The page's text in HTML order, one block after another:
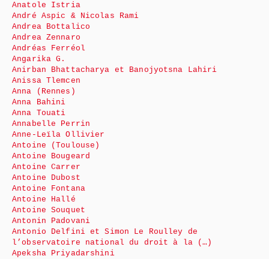
Anatole Istria
André Aspic & Nicolas Rami
Andrea Bottalico
Andrea Zennaro
Andréas Ferréol
Angarika G.
Anirban Bhattacharya et Banojyotsna Lahiri
Anissa Tlemcen
Anna (Rennes)
Anna Bahini
Anna Touati
Annabelle Perrin
Anne-Leïla Ollivier
Antoine (Toulouse)
Antoine Bougeard
Antoine Carrer
Antoine Dubost
Antoine Fontana
Antoine Hallé
Antoine Souquet
Antonin Padovani
Antonio Delfini et Simon Le Roulley de
l’observatoire national du droit à la (…)
Apeksha Priyadarshini